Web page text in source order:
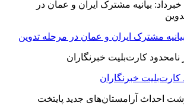
مشترک ایران و عمان در مرحله تدوین
کارت‌بلیت خبرنگاران